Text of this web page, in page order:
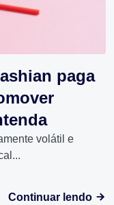
paga
volátil e
Continuar lendo